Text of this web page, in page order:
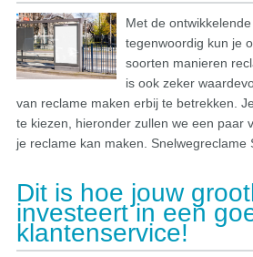
Met de
tegenwoordig kun je
soorten manieren
is ook zeker
van reclame maken erbij te betrekken.
te kiezen, hieronder zullen we een paar
je reclame kan maken.
Dit is hoe jouw
investeert in een
klantenservice!